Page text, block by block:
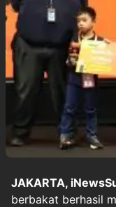
JAKARTA,
berbakat berhasil